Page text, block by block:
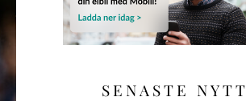
SENASTE NYTT